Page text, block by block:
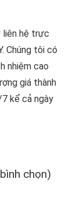
liên hệ trực
Chúng tôi có
nhiệm cao
giá thành
kể cả ngày
chọn)